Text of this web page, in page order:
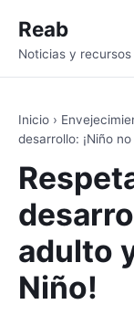
Reab
Noticias y
Inicio ›
desarrollo: ¡Niño
adulto
Niño!